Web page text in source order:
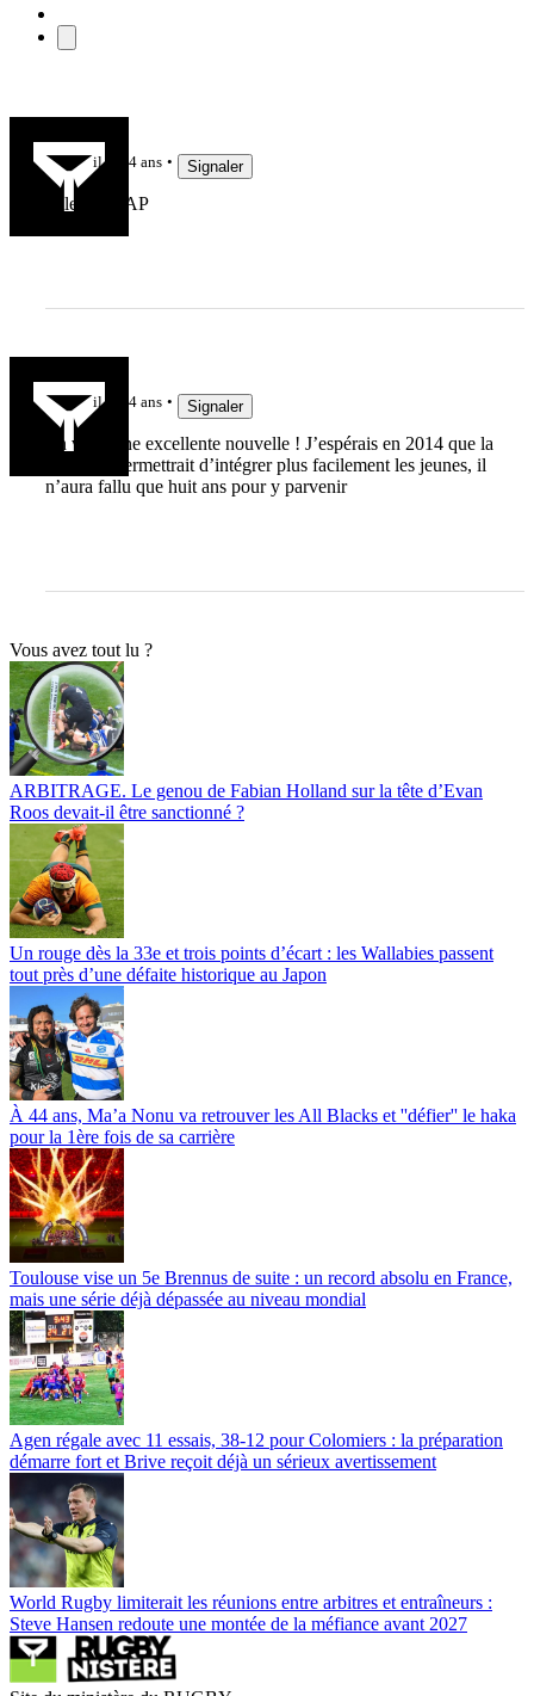
il y a 4 ans Signaler
Allez l'USAP
il y a 4 ans Signaler
En voilà une excellente nouvelle ! J’espérais en 2014 que la
descente permettrait d’intégrer plus facilement les jeunes, il
n’aura fallu que huit ans pour y parvenir
Vous avez tout lu ?
ARBITRAGE. Le genou de Fabian Holland sur la tête d’Evan
Roos devait-il être sanctionné ?
Un rouge dès la 33e et trois points d’écart : les Wallabies passent
tout près d’une défaite historique au Japon
À 44 ans, Ma’a Nonu va retrouver les All Blacks et ''défier'' le haka
pour la 1ère fois de sa carrière
Toulouse vise un 5e Brennus de suite : un record absolu en France,
mais une série déjà dépassée au niveau mondial
Agen régale avec 11 essais, 38-12 pour Colomiers : la préparation
démarre fort et Brive reçoit déjà un sérieux avertissement
World Rugby limiterait les réunions entre arbitres et entraîneurs :
Steve Hansen redoute une montée de la méfiance avant 2027